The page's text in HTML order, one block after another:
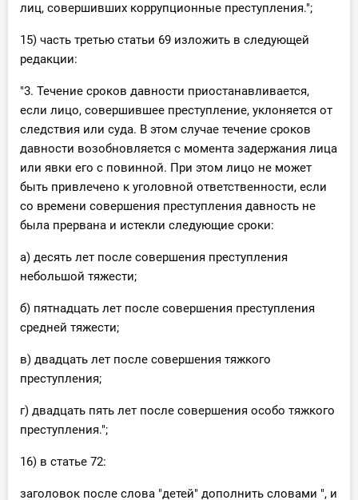
лиц, совершивших коррупционные преступления.";
15) часть третью статьи 69 изложить в следующей
редакции:
"3. Течение сроков давности приостанавливается,
если лицо, совершившее преступление, уклоняется от
следствия или суда. В этом случае течение сроков
давности возобновляется с момента задержания лица
или явки его с повинной. При этом лицо не может
быть привлечено к уголовной ответственности, если
со времени совершения преступления давность не
была прервана и истекли следующие сроки:
а) десять лет после совершения преступления
небольшой тяжести;
б) пятнадцать лет после совершения преступления
средней тяжести;
в) двадцать лет после совершения тяжкого
преступления;
г) двадцать пять лет после совершения особо тяжкого
преступления.";
16) в статье 72:
заголовок после слова "детей" дополнить словами ", и